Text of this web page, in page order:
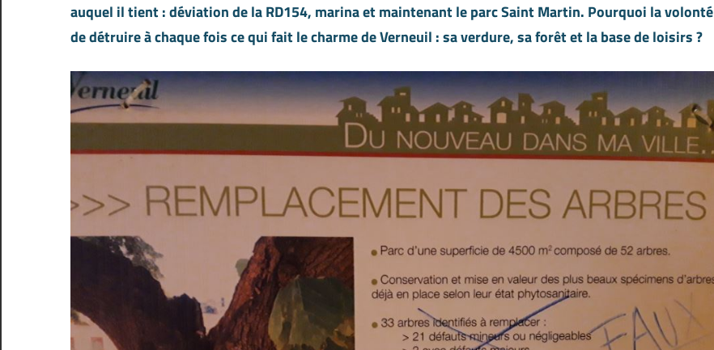
auquel il tient : déviation de la RD154, marina et maintenant le parc Saint Martin. Pourquoi la volonté
de détruire à chaque fois ce qui fait le charme de Verneuil : sa verdure, sa forêt et la base de loisirs ?